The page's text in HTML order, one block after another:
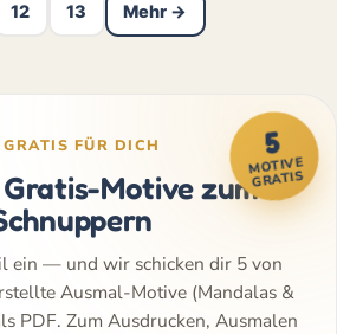
12 13 Mehr →
5
MOTIVE
GRATIS
FÜR DICH
Gratis-Motive zum
ein — und wir schicken dir 5 von
Ausmal-Motive (Mandalas &
PDF. Zum Ausdrucken, Ausmalen